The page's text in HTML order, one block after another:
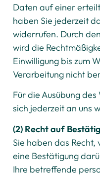
Daten auf einer
haben Sie jederzeit
widerrufen. Durch
wird die
Einwilligung bis zum
Verarbeitung nicht
Für die Ausübung
sich jederzeit an uns
(2) Recht auf
Sie haben das
eine Bestätigung
Ihre betreffende